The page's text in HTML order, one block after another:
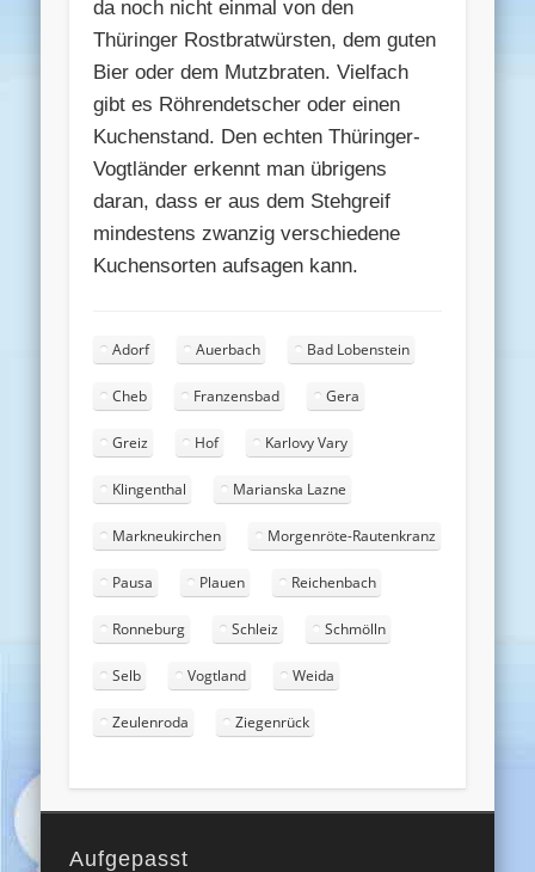
da noch nicht einmal von den
Thüringer Rostbratwürsten, dem guten
Bier oder dem Mutzbraten. Vielfach
gibt es Röhrendetscher oder einen
Kuchenstand. Den echten Thüringer-
Vogtländer erkennt man übrigens
daran, dass er aus dem Stehgreif
mindestens zwanzig verschiedene
Kuchensorten aufsagen kann.
Adorf Auerbach Bad Lobenstein
Cheb Franzensbad Gera
Greiz Hof Karlovy Vary
Klingenthal Marianska Lazne
Markneukirchen Morgenröte-Rautenkranz
Pausa Plauen Reichenbach
Ronneburg Schleiz Schmölln
Selb Vogtland Weida
Zeulenroda Ziegenrück
Aufgepasst